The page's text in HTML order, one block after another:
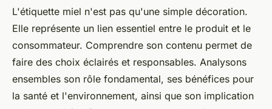
L'importance cruciale de
l'étiquette miel pour les
consommateurs
Edouard•24 octobre 2024•8 min de lecture
L'étiquette miel n'est pas qu'une simple décoration.
Elle représente un lien essentiel entre le produit et le
consommateur. Comprendre son contenu permet de
faire des choix éclairés et responsables. Analysons
ensembles son rôle fondamental, ses bénéfices pour
la santé et l'environnement, ainsi que son implication